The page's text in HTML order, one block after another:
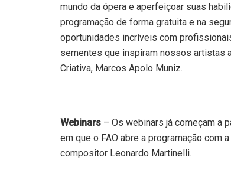
mundo da ópera e aperfeiçoar suas
programação de forma gratuita e na
oportunidades incríveis com
sementes que inspiram nossos artistas
Criativa, Marcos Apolo Muniz.
Webinars – Os webinars já começam a
em que o FAO abre a programação com
compositor Leonardo Martinelli.